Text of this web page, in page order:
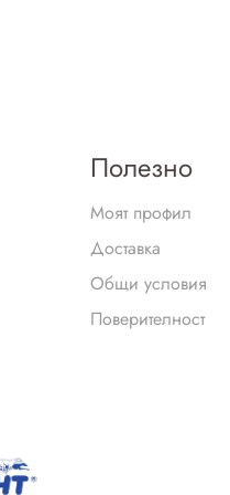
Полезно
Моят профил
Доставка
Общи условия
Поверителност